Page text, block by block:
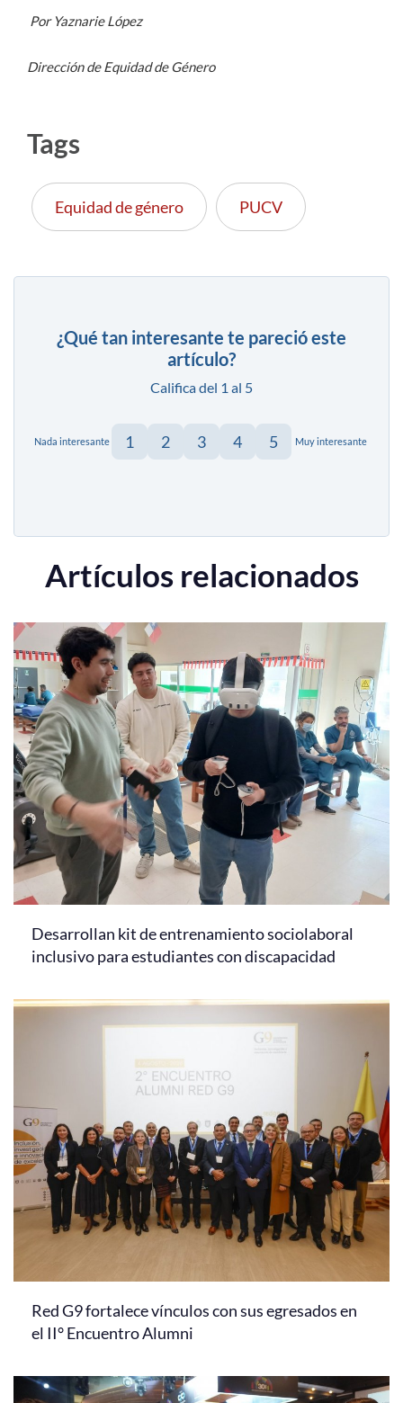
Por Yaznarie López
Dirección de Equidad de Género
Tags
Equidad de género PUCV
¿Qué tan interesante te pareció este
artículo?
Califica del 1 al 5
Nada interesante 1 2 3 4 5 Muy interesante
Artículos relacionados
Desarrollan kit de entrenamiento sociolaboral
inclusivo para estudiantes con discapacidad
Red G9 fortalece vínculos con sus egresados en
el II° Encuentro Alumni